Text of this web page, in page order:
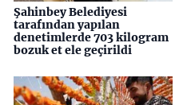
Şahinbey Belediyesi
tarafından yapılan
denetimlerde 703 kilogram
bozuk et ele geçirildi